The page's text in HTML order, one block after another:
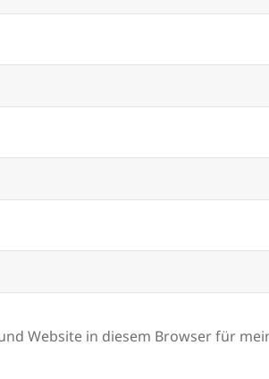
Website in diesem Browser für